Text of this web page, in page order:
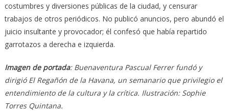
costumbres y diversiones públicas de la ciudad, y censurar
trabajos de otros periódicos. No publicó anuncios, pero abundó el
juicio insultante y provocador; él confesó que había repartido
garrotazos a derecha e izquierda.
Imagen de portada: Buenaventura Pascual Ferrer fundó y
dirigió El Regañón de la Havana, un semanario que privilegio el
entendimiento de la cultura y la crítica. Ilustración: Sophie
Torres Quintana.